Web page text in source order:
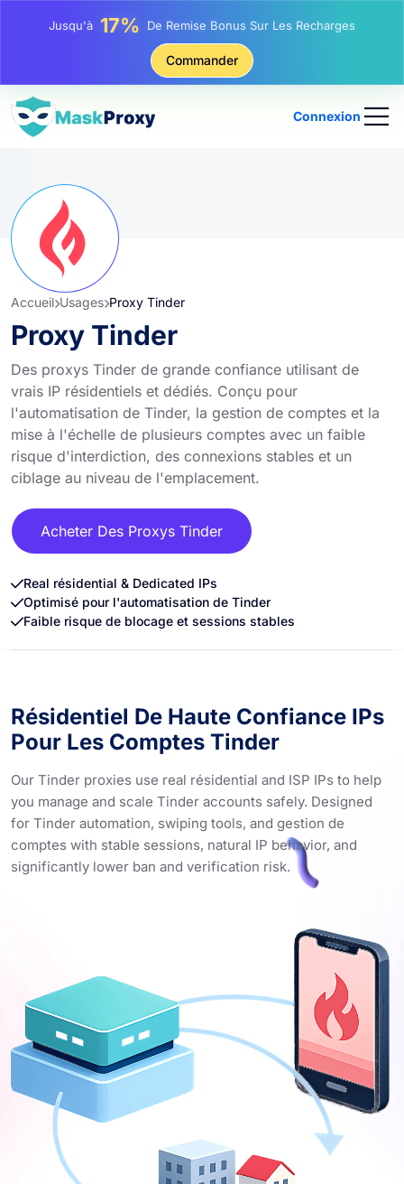
Jusqu'à25%Remise Sur Les Achats Statiques IP
Remise Sur Les Achats Tournants IP
Commander
Connexion
Accueil Usages Proxy Tinder
Proxy Tinder
Des proxys Tinder de grande confiance utilisant de
vrais IP résidentiels et dédiés. Conçu pour
l'automatisation de Tinder, la gestion de comptes et la
mise à l'échelle de plusieurs comptes avec un faible
risque d'interdiction, des connexions stables et un
ciblage au niveau de l'emplacement.
Acheter Des Proxys Tinder
Real résidential & Dedicated IPs
Optimisé pour l'automatisation de Tinder
Faible risque de blocage et sessions stables
Résidentiel De Haute Confiance IPs
Pour Les Comptes Tinder
Our Tinder proxies use real résidential and ISP IPs to help
you manage and scale Tinder accounts safely. Designed
for Tinder automation, swiping tools, and gestion de
comptes with stable sessions, natural IP behavior, and
significantly lower ban and verification risk.